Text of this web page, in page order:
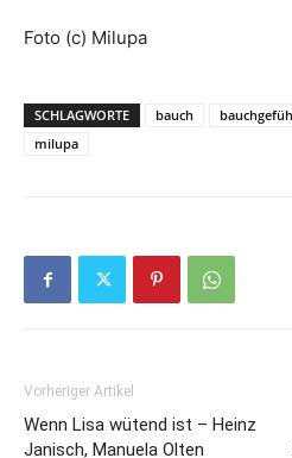
Foto (c) Milupa
SCHLAGWORTE bauch
milupa
Vorheriger Artikel
Wenn Lisa wütend ist – Heinz
Janisch, Manuela Olten